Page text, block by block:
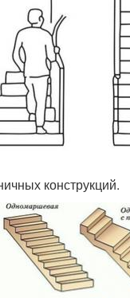
конструкций.